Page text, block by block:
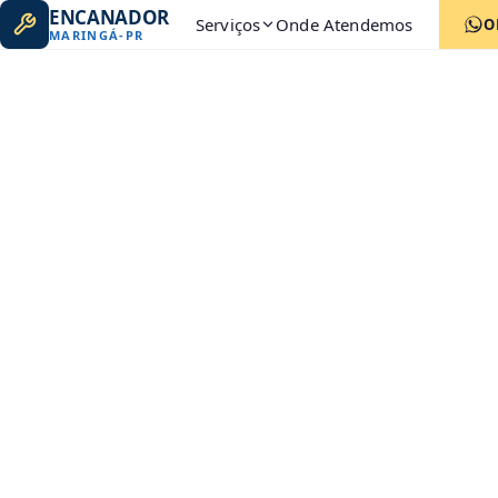
ENCANADOR
MARINGÁ- PR Serviços Onde Atendemos